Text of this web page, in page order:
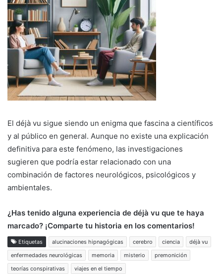
El déjà vu sigue siendo un enigma que fascina a científicos
y al público en general. Aunque no existe una explicación
definitiva para este fenómeno, las investigaciones
sugieren que podría estar relacionado con una
combinación de factores neurológicos, psicológicos y
ambientales.
¿Has tenido alguna experiencia de déjà vu que te haya
marcado? ¡Comparte tu historia en los comentarios!
Etiquetas alucinaciones hipnagógicas cerebro ciencia
déjà vu
enfermedades neurológicas
memoria misterio
premonición
teorías conspirativas
viajes en el tiempo